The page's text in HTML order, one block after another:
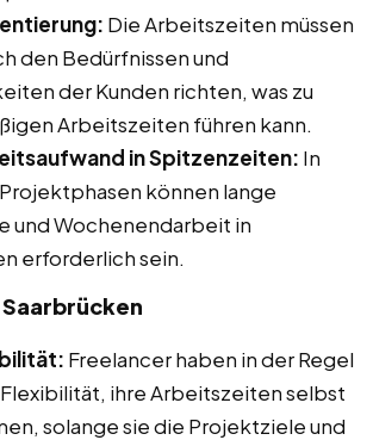
Die Arbeitszeiten müssen
den Bedürfnissen und
der Kunden richten, was zu
Arbeitszeiten führen kann.
in Spitzenzeiten: In
können lange
und Wochenendarbeit in
erforderlich sein.
Freelancer haben in der Regel
ihre Arbeitszeiten selbst
solange sie die Projektziele und